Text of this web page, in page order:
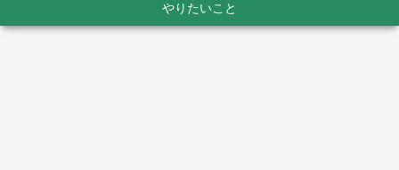
やりたいこと